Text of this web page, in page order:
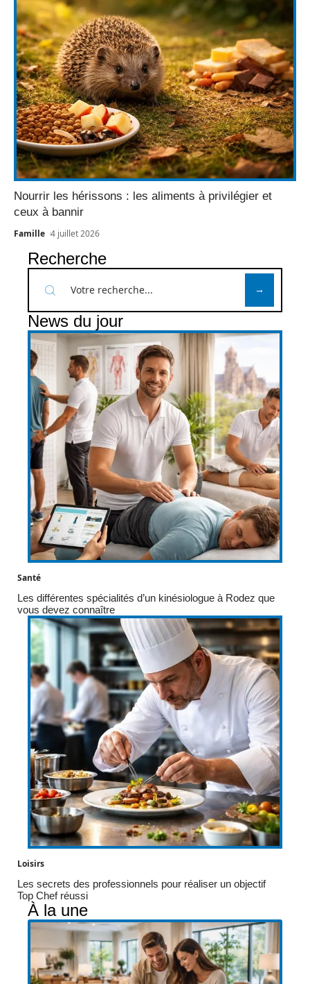
Nourrir les hérissons : les aliments à privilégier et
ceux à bannir
Famille 4 juillet 2026
Recherche
News du jour
Santé
Les différentes spécialités d’un kinésiologue à Rodez que
vous devez connaître
Loisirs
Les secrets des professionnels pour réaliser un objectif
Top Chef réussi
À la une